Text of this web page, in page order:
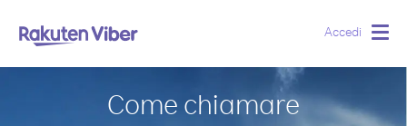
Accedi
Come chiamare